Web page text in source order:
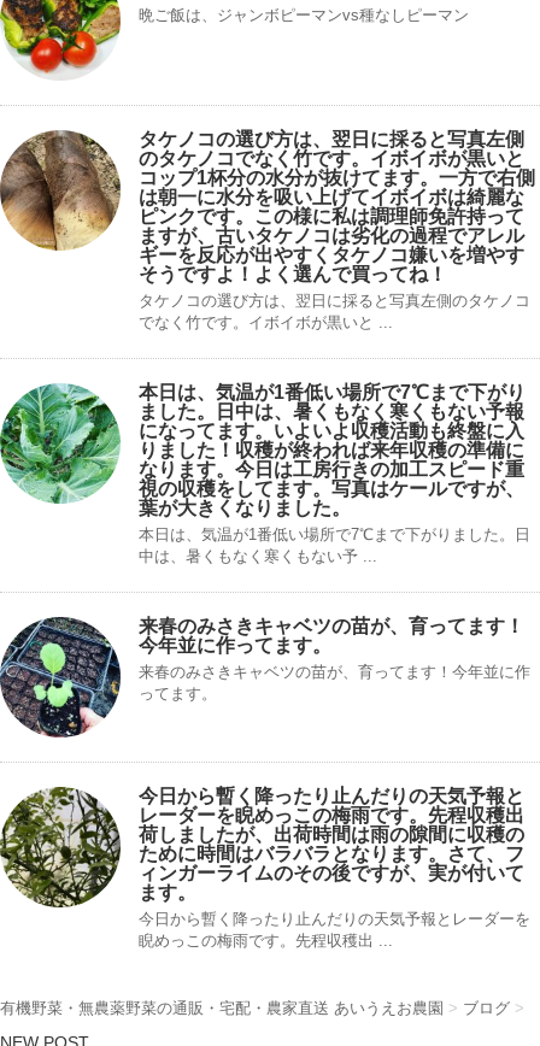
晩ご飯は、ジャンボピーマンvs種なしピーマン
タケノコの選び方は、翌日に採ると写真左側
のタケノコでなく竹です。イボイボが黒いと
コップ1杯分の水分が抜けてます。一方で右側
は朝一に水分を吸い上げてイボイボは綺麗な
ピンクです。この様に私は調理師免許持って
ますが、古いタケノコは劣化の過程でアレル
ギーを反応が出やすくタケノコ嫌いを増やす
そうですよ！よく選んで買ってね！
タケノコの選び方は、翌日に採ると写真左側のタケノコ
でなく竹です。イボイボが黒いと ...
本日は、気温が1番低い場所で7℃まで下がり
ました。日中は、暑くもなく寒くもない予報
になってます。いよいよ収穫活動も終盤に入
りました！収穫が終われば来年収穫の準備に
なります。今日は工房行きの加工スピード重
視の収穫をしてます。写真はケールですが、
葉が大きくなりました。
本日は、気温が1番低い場所で7℃まで下がりました。日
中は、暑くもなく寒くもない予 ...
来春のみさきキャベツの苗が、育ってます！
今年並に作ってます。
来春のみさきキャベツの苗が、育ってます！今年並に作
ってます。
今日から暫く降ったり止んだりの天気予報と
レーダーを睨めっこの梅雨です。先程収穫出
荷しましたが、出荷時間は雨の隙間に収穫の
ために時間はバラバラとなります。さて、フ
ィンガーライムのその後ですが、実が付いて
ます。
今日から暫く降ったり止んだりの天気予報とレーダーを
睨めっこの梅雨です。先程収穫出 ...
有機野菜・無農薬野菜の通販・宅配・農家直送 あいうえお農園 > ブログ >